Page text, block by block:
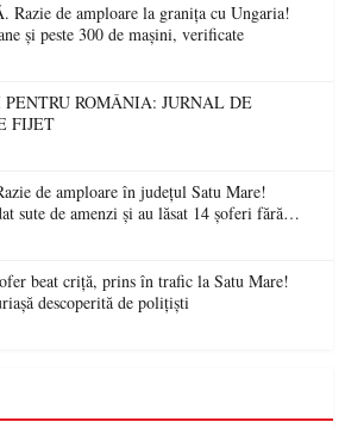
Razie de amploare la granița cu Ungaria!
și peste 300 de mașini, verificate
ROMÂNIA: JURNAL DE
FIJET
de amploare în județul Satu Mare!
sute de amenzi și au lăsat 14 șoferi fără
zi
beat criță, prins în trafic la Satu Mare!
descoperită de polițiști